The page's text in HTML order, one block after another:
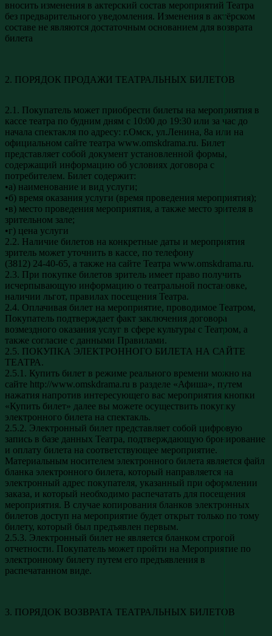
вносить изменения в актерский состав мероприятий Театра
без предварительного уведомления. Изменения в актёрском
составе не являются достаточным основанием для возврата
билета
2. ПОРЯДОК ПРОДАЖИ ТЕАТРАЛЬНЫХ БИЛЕТОВ
2.1. Покупатель может приобрести билеты на мероприятия в
кассе театра по будним дням с 10:00 до 19:30 или за час до
начала спектакля по адресу: г.Омск, ул.Ленина, 8а или на
официальном сайте театра www.omskdrama.ru. Билет
представляет собой документ установленной формы,
содержащий информацию об условиях договора с
потребителем. Билет содержит:
•а) наименование и вид услуги;
•б) время оказания услуги (время проведения мероприятия);
•в) место проведения мероприятия, а также место зрителя в
зрительном зале;
•г) цена услуги
2.2. Наличие билетов на конкретные даты и мероприятия
зритель может уточнить в кассе, по телефону
(3812) 24-40-65, а также на сайте Театра www.omskdrama.ru.
2.3. При покупке билетов зритель имеет право получить
исчерпывающую информацию о театральной постановке,
наличии льгот, правилах посещения Театра.
2.4. Оплачивая билет на мероприятие, проводимое Театром,
Покупатель подтверждает факт заключения договора
возмездного оказания услуг в сфере культуры с Театром, а
также согласие с данными Правилами.
2.5. ПОКУПКА ЭЛЕКТРОННОГО БИЛЕТА НА САЙТЕ
ТЕАТРА.
2.5.1. Купить билет в режиме реального времени можно на
сайте http://www.omskdrama.ru в разделе «Афиша», путем
нажатия напротив интересующего вас мероприятия кнопки
«Купить билет» далее вы можете осуществить покупку
электронного билета на спектакль.
2.5.2. Электронный билет представляет собой цифровую
запись в базе данных Театра, подтверждающую бронирование
и оплату билета на соответствующее мероприятие.
Материальным носителем электронного билета является файл
бланка электронного билета, который направляется на
электронный адрес покупателя, указанный при оформлении
заказа, и который необходимо распечатать для посещения
мероприятия. В случае копирования бланков электронных
билетов доступ на мероприятие будет открыт только по тому
билету, который был предъявлен первым.
2.5.3. Электронный билет не является бланком строгой
отчетности. Покупатель может пройти на Мероприятие по
электронному билету путем его предъявления в
распечатанном виде.
3. ПОРЯДОК ВОЗВРАТА ТЕАТРАЛЬНЫХ БИЛЕТОВ